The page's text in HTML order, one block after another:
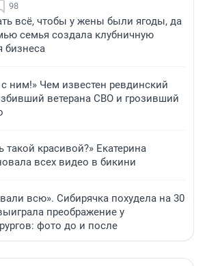
98
всё, чтобы у жены были ягоды, да
семья создала клубничную
бизнеса
ним!» Чем известен ревдинский
ветерана СВО и грозивший
красивой?» Екатерина
всех видео в бикини
всю». Сибирячка похудела на 30
преображение у
фото до и после